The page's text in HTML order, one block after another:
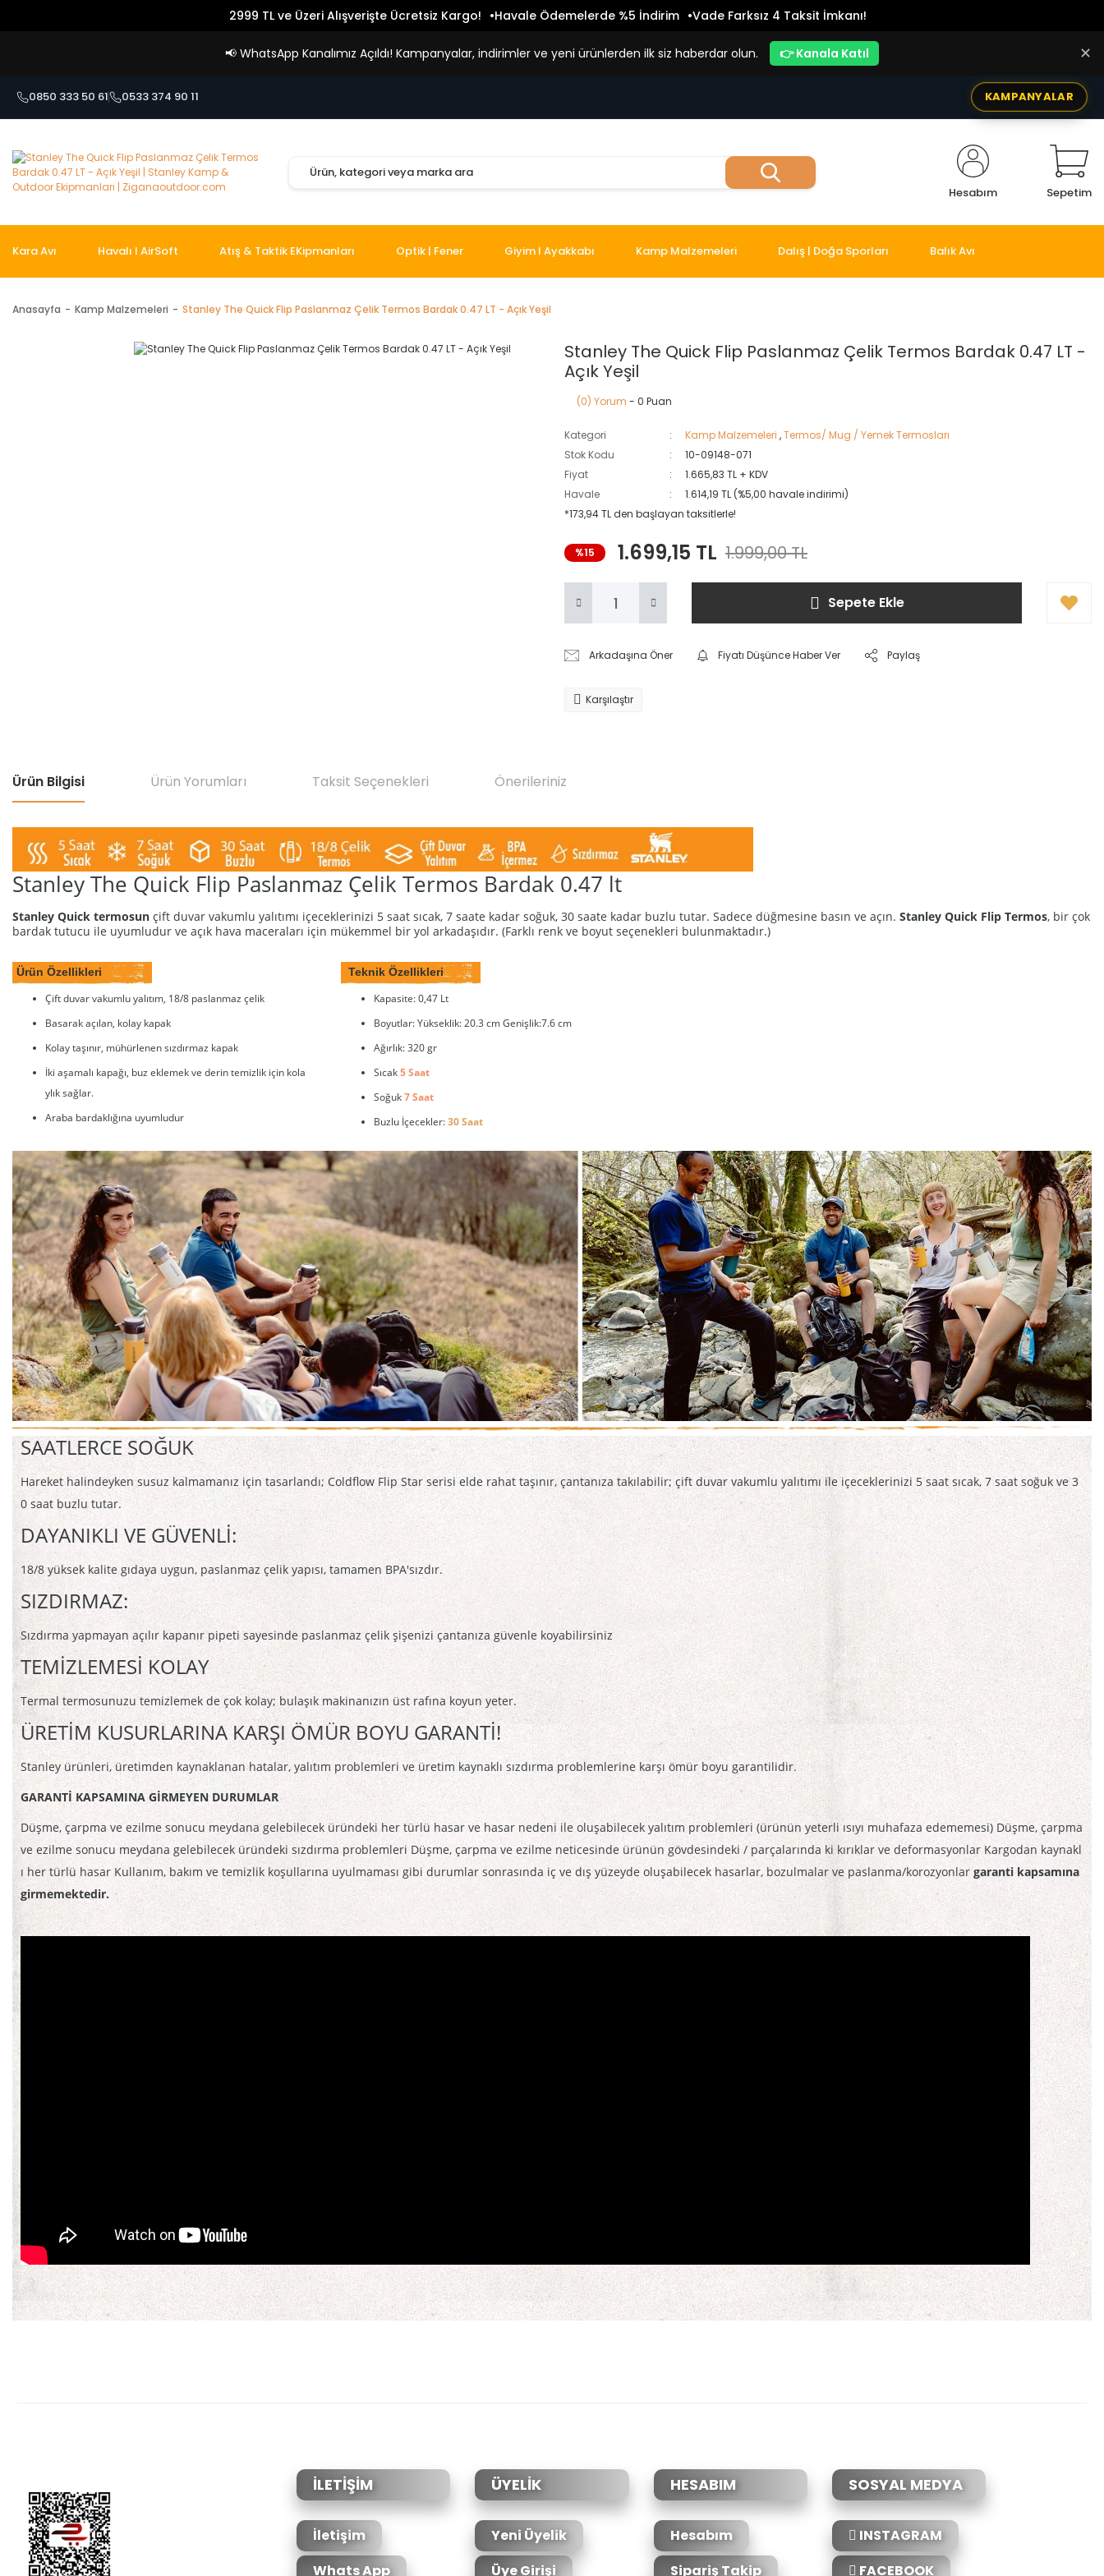
2999 TL ve Üzeri Alışverişte Ücretsiz Kargo! Havale Ödemelerde %5 İndirim Vade Farksız 4 Taksit İmkanı!
📢 WhatsApp Kanalımız Açıldı! Kampanyalar, indirimler ve yeni ürünlerden ilk siz haberdar olun. 👉 Kanala Katıl ✕
0850 333 50 61 0533 374 90 11 KAMPANYALAR
Hesabım Sepetim
Kara Avı Havalı I AirSoft Atış & Taktik EKipmanları Optik | Fener Giyim I Ayakkabı Kamp Malzemeleri Dalış | Doğa Sporları Balık Avı
Anasayfa Kamp Malzemeleri Stanley The Quick Flip Paslanmaz Çelik Termos Bardak 0.47 LT - Açık Yeşil
Stanley The Quick Flip Paslanmaz Çelik Termos Bardak 0.47 LT -
Açık Yeşil
(0) Yorum - 0 Puan
Kategori Kamp Malzemeleri ,Termos/ Mug / Yemek Termosları
Stok Kodu
10-09148-071
Fiyat
1.665,83 TL + KDV
Havale
1.614,19 TL (%5,00 havale indirimi)
*173,94 TL den başlayan taksitlerle!
%15 1.699,15 TL 1.999,00 TL
Sepete Ekle
Arkadaşına Öner Fiyatı Düşünce Haber Ver Paylaş
Karşılaştır
Ürün Bilgisi Ürün Yorumları Taksit Seçenekleri Önerileriniz
Stanley The Quick Flip Paslanmaz Çelik Termos Bardak 0.47 lt
Stanley Quick termosun çift duvar vakumlu yalıtımı içeceklerinizi 5 saat sıcak, 7 saate kadar soğuk, 30 saate kadar buzlu tutar. Sadece düğmesine basın ve açın. Stanley Quick Flip Termos, bir çok
bardak tutucu ile uyumludur ve açık hava maceraları için mükemmel bir yol arkadaşıdır. (Farklı renk ve boyut seçenekleri bulunmaktadır.)
Ürün Özellikleri
Çift duvar vakumlu yalıtım, 18/8 paslanmaz çelik
Basarak açılan, kolay kapak
Kolay taşınır, mühürlenen sızdırmaz kapak
İki aşamalı kapağı, buz eklemek ve derin temizlik için kola
ylık sağlar.
Araba bardaklığına uyumludur
Teknik Özellikleri
Kapasite: 0,47 Lt
Boyutlar: Yükseklik: 20.3 cm Genişlik:7.6 cm
Ağırlık: 320 gr
Sıcak5 Saat
Soğuk7 Saat
Buzlu İçecekler:30 Saat
SAATLERCE SOĞUK
Hareket halindeyken susuz kalmamanız için tasarlandı; Coldflow Flip Star serisi elde rahat taşınır, çantanıza takılabilir; çift duvar vakumlu yalıtımı ile içeceklerinizi 5 saat sıcak, 7 saat soğuk ve 3
0 saat buzlu tutar.
DAYANIKLI VE GÜVENLİ:
18/8 yüksek kalite gıdaya uygun, paslanmaz çelik yapısı, tamamen BPA'sızdır.
SIZDIRMAZ:
Sızdırma yapmayan açılır kapanır pipeti sayesinde paslanmaz çelik şişenizi çantanıza güvenle koyabilirsiniz
TEMİZLEMESİ KOLAY
Termal termosunuzu temizlemek de çok kolay; bulaşık makinanızın üst rafına koyun yeter.
ÜRETİM KUSURLARINA KARŞI ÖMÜR BOYU GARANTİ!
Stanley ürünleri, üretimden kaynaklanan hatalar, yalıtım problemleri ve üretim kaynaklı sızdırma problemlerine karşı ömür boyu garantilidir.
GARANTİ KAPSAMINA GİRMEYEN DURUMLAR
Düşme, çarpma ve ezilme sonucu meydana gelebilecek üründeki her türlü hasar ve hasar nedeni ile oluşabilecek yalıtım problemleri (ürünün yeterli ısıyı muhafaza edememesi) Düşme, çarpma
ve ezilme sonucu meydana gelebilecek üründeki sızdırma problemleri Düşme, çarpma ve ezilme neticesinde ürünün gövdesindeki / parçalarında ki kırıklar ve deformasyonlar Kargodan kaynakl
ı her türlü hasar Kullanım, bakım ve temizlik koşullarına uyulmaması gibi durumlar sonrasında iç ve dış yüzeyde oluşabilecek hasarlar, bozulmalar ve paslanma/korozyonlar garanti kapsamına
girmemektedir.
Ürün fiyatı diğer sitelerden daha pahalı.
Bu ürüne benzer farklı alternatifler olmalı.
İLETİŞİM
İletişim
Whats App
ÜYELİK
Yeni Üyelik
Üye Girişi
HESABIM
Hesabım
Sipariş Takip
SOSYAL MEDYA
INSTAGRAM
FACEBOOK